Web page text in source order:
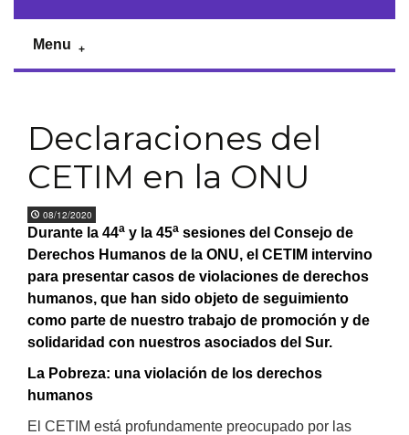
Menu
Declaraciones del
CETIM en la ONU
08/12/2020
Durante la 44a y la 45a sesiones del Consejo de
Derechos Humanos de la ONU, el CETIM intervino
para presentar casos de violaciones de derechos
humanos, que han sido objeto de seguimiento
como parte de nuestro trabajo de promoción y de
solidaridad con nuestros asociados del Sur.
La Pobreza: una violación de los derechos
humanos
El CETIM está profundamente preocupado por las